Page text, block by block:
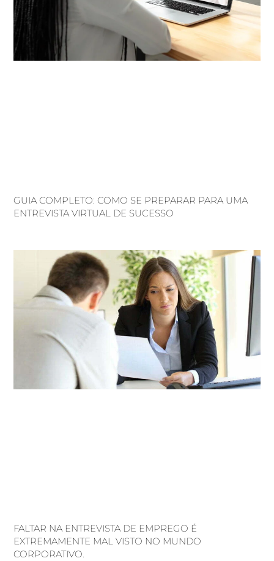
GUIA COMPLETO: COMO SE PREPARAR PARA UMA
ENTREVISTA VIRTUAL DE SUCESSO
FALTAR NA ENTREVISTA DE EMPREGO É
EXTREMAMENTE MAL VISTO NO MUNDO
CORPORATIVO.